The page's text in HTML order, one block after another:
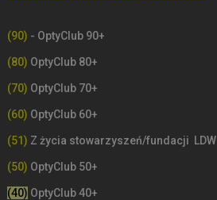
(90) - OptyClub 90+
(80) OptyClub 80+
(70) OptyClub 70+
(60) OptyClub 60+
(51) Z życia stowarzyszeń/fundacji LDW
(50) OptyClub 50+
(40) OptyClub 40+